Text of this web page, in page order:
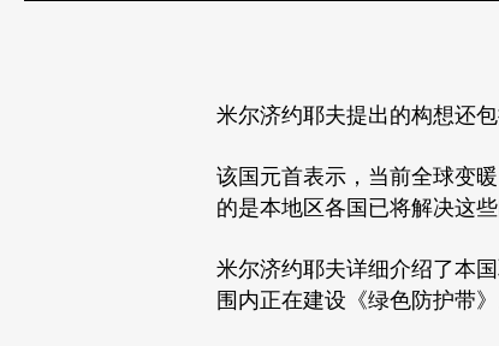
米尔济约耶夫提出的构想还
该国元首表示，当前全球变
的是本地区各国已将解决这
米尔济约耶夫详细介绍了本
围内正在建设《绿色防护带》